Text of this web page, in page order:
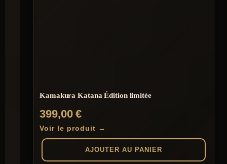
Kamakura Katana Édition limitée
399,00€
Voir le produit →
AJOUTER AU PANIER